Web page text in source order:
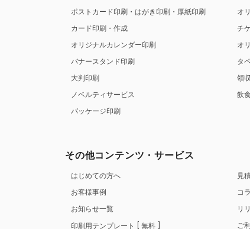
ポストカード印刷・はがき印刷・厚紙印刷
カード印刷・作成
オリジナルカレンダー印刷
バナースタンド印刷
大判印刷
ノベルティサービス
パッケージ印刷
オ
チ
オ
タ
領
飲
その他コンテンツ・サービス
はじめての方へ
お客様事例
お知らせ一覧
印刷用テンプレート
無料
見
コ
リ
ご